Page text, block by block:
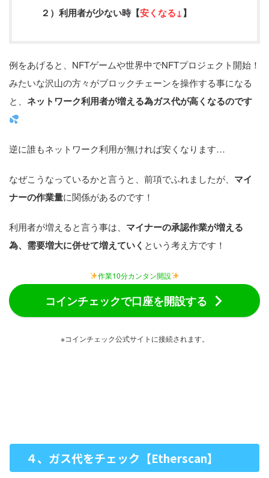
２）利用者が少ない時【安くなる↓】
例をあげると、NFTゲームや世界中でNFTプロジェクト開始！
みたいな沢山の方々がブロックチェーンを操作する事になる
と、 ネットワーク利用者が増える為ガス代が高くなるのです
逆に誰もネットワーク利用が無ければ安くなります…
なぜこうなっているかと言うと、前項でふれましたが、 マイ
ナーの作業量に関係があるのです！
利用者が増えると言う事は、 マイナーの承認作業が増える
為、需要増大に併せて増えていく という考え方です！
作業10分カンタン開設
コインチェックで口座を開設する
※コインチェック公式サイトに接続されます。
４、ガス代をチェック【Etherscan】